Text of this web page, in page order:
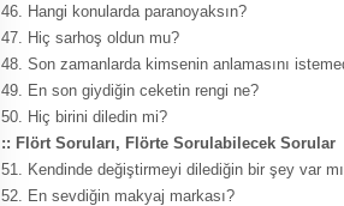
46. Hangi konularda paranoyaksın?
47. Hiç sarhoş oldun mu?
48. Son zamanlarda kimsenin anlamasını
49. En son giydiğin ceketin rengi ne?
50. Hiç birini diledin mi?
:: Flört Soruları, Flörte Sorulabilecek Sorular
51. Kendinde değiştirmeyi dilediğin bir şey var
52. En sevdiğin makyaj markası?